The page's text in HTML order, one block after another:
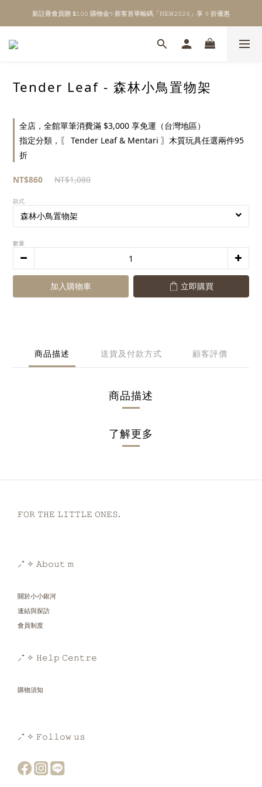
\ Welcome to 𝙻𝚒𝚝𝚝𝚕𝚎 𝙼𝚒𝚕𝚔𝚢 𝚆𝚊𝚢  ✨ For the Little Ones. /
新註冊會員贈 $𝟷𝟶𝟶 購物金✨新客首單輸碼「𝙽𝙴𝚆𝟸𝟶𝟸𝟼」享 𝟿 折優惠
全館單筆消費滿 $𝟹𝟶𝟶𝟶 即享免運 ⸝⁺ ✧ 台灣地區限定
Tender Leaf - 森林小鳥置物架
全店，全館單筆消費滿 $3,000 享免運（台灣地區）
指定分類，〖 Tender Leaf & Mentari 〗木質玩具任選兩件95
折
NT$1,080
NT$860
款式
數量
加入購物車 立即購買
商品描述 送貨及付款方式 顧客評價
商品描述
了解更多
𝙵𝙾𝚁 𝚃𝙷𝙴 𝙻𝙸𝚃𝚃𝙻𝙴 𝙾𝙽𝙴𝚂.
⸝⁺ ✧ 𝙰𝚋𝚘𝚞𝚝 𝚖
關於小小銀河
連結與探訪
會員制度
⸝⁺ ✧ 𝙷𝚎𝚕𝚙 𝙲𝚎𝚗𝚝𝚛𝚎
購物須知
⸝⁺ ✧ 𝙵𝚘𝚕𝚕𝚘𝚠 𝚞𝚜